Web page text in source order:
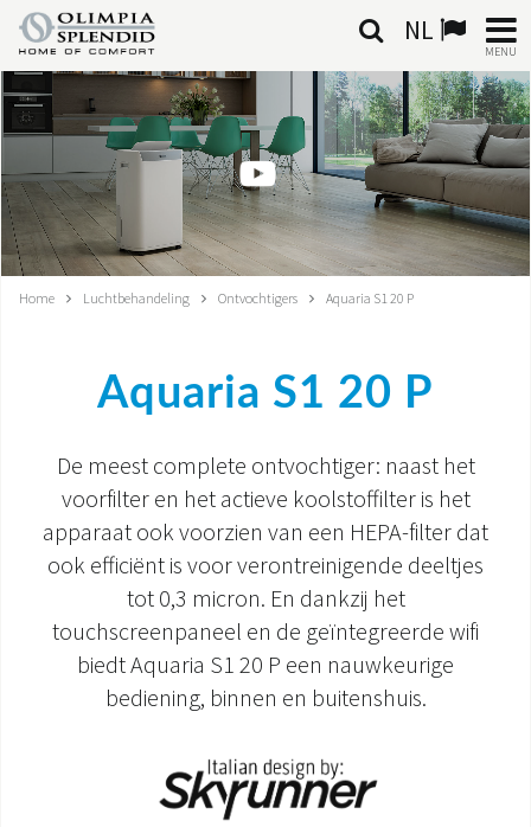
NL
MENU
NEDERLANDSE
KLIMAATREGELING
VERWARMING
GEÏNTEGREERDE SYSTEMEN
WERELD OS
DOCUMENTATIE PRODUCTEN
Home Luchtbehandeling Ontvochtigers Aquaria S1 20 P
Aquaria S1 20 P
De meest complete ontvochtiger: naast het
voorfilter en het actieve koolstoffilter is het
apparaat ook voorzien van een HEPA-filter dat
ook efficiënt is voor verontreinigende deeltjes
tot 0,3 micron. En dankzij het
touchscreenpaneel en de geïntegreerde wifi
biedt Aquaria S1 20 P een nauwkeurige
bediening, binnen en buitenshuis.